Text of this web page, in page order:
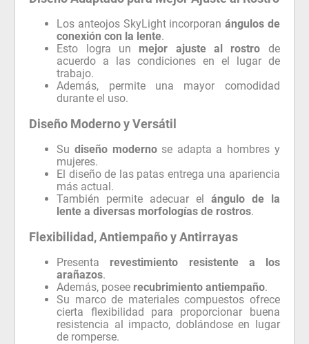
Los anteojos SkyLight incorporan ángulos de
conexión con la lente.
Esto logra un mejor ajuste al rostro de
acuerdo a las condiciones en el lugar de
trabajo.
Además, permite una mayor comodidad
durante el uso.
Diseño Moderno y Versátil
Sudiseño modernose adapta a hombres y
mujeres.
El diseño de las patas entrega una apariencia
más actual.
También permite adecuar el ángulo de la
lente a diversas morfologías de rostros.
Flexibilidad, Antiempaño y Antirrayas
Presenta revestimiento resistente a los
arañazos.
Además, posee recubrimiento antiempaño.
Su marco de materiales compuestos ofrece
cierta flexibilidad para proporcionar buena
resistencia al impacto, doblándose en lugar
de romperse.